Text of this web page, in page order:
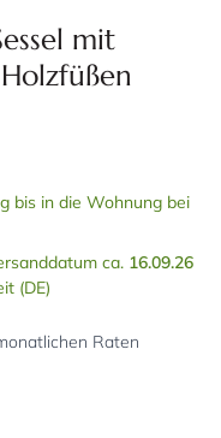
mit
bis in die Wohnung bei
ca. 16.09.26
(DE)
Raten